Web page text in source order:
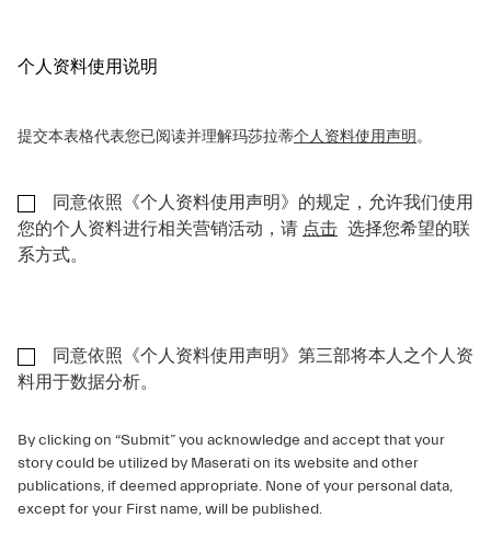
个人资料使用说明
提交本表格代表您已阅读并理解玛莎拉蒂个人资料使用声明。
同意依照《个人资料使用声明》的规定，允许我们使用
您的个人资料进行相关营销活动，请 点击 选择您希望的联
系方式。
同意依照《个人资料使用声明》第三部将本人之个人资
料用于数据分析。
By clicking on “Submit” you acknowledge and accept that your
story could be utilized by Maserati on its website and other
publications, if deemed appropriate. None of your personal data,
except for your First name, will be published.